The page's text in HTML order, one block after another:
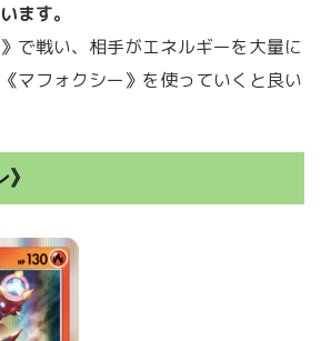
ます。
で戦い、相手がエネルギーを大量に
マフォクシー》を使っていくと良い